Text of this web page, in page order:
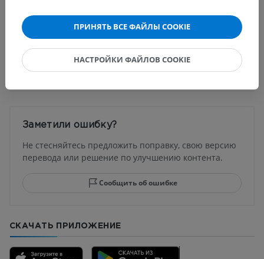
Переводы
Заметили ошибку?
Не стесняйтесь предложить поправку, свою версию
перевода или решение по улучшению контента.
Сообщить об ошибке
СКАЧАТЬ ПРИЛОЖЕНИЕ
ПРИНЯТЬ ВСЕ ФАЙЛЫ COOKIE
НАСТРОЙКИ ФАЙЛОВ COOKIE